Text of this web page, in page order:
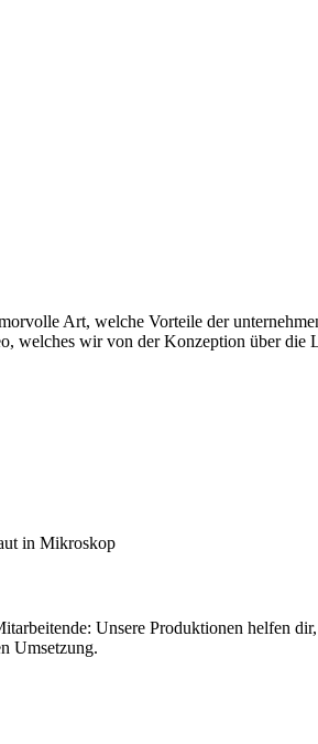
Art, welche Vorteile der
welches wir von der Konzeption über
Unsere Produktionen helfen
Umsetzung.